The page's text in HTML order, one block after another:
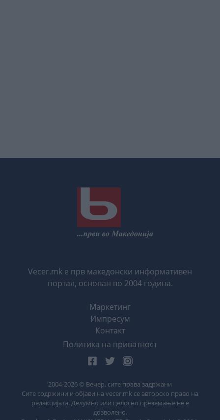
Vecer.mk е прв македонски информативен
портал, основан во 2004 година.
Маркетинг
Импресум
Контакт
Политика на приватност
2004-2026 © Вечер, сите права задржани
Сите содржини и објави на vecer.mk се авторско право на
редакцијата. Делумно или целосно преземање не е
дозволено.